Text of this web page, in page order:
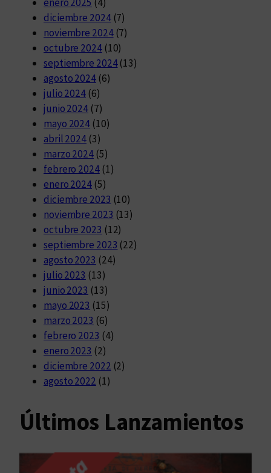
enero 2025 (4)
diciembre 2024(7)
noviembre 2024(7)
octubre 2024(10)
septiembre 2024(13)
agosto 2024(6)
julio 2024 (6)
junio 2024 (7)
mayo 2024 (10)
abril 2024 (3)
marzo 2024 (5)
febrero 2024(1)
enero 2024 (5)
diciembre 2023 (10)
noviembre 2023 (13)
octubre 2023 (12)
septiembre 2023 (22)
agosto 2023 (24)
julio 2023 (13)
junio 2023 (13)
mayo 2023 (15)
marzo 2023 (6)
febrero 2023 (4)
enero 2023 (2)
diciembre 2022 (2)
agosto 2022 (1)
Últimos Lanzamientos